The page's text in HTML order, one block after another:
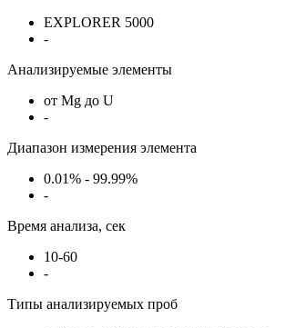
EXPLORER 5000
-
Анализируемые элементы
от Mg до U
-
Диапазон измерения элемента
0.01% - 99.99%
-
Время анализа, сек
10-60
-
Типы анализируемых проб